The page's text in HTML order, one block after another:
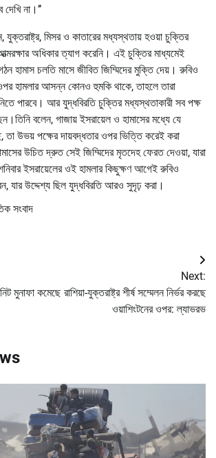
না।’’
যুক্তরাষ্ট্র, মিসর ও কাতারের মধ্যস্থতায় হওয়া চুক্তির
অধিকার ত্যাগ করেনি। এই চুক্তির মাধ্যমেই
হামাস চলতি মাসে জীবিত জিম্মিদের মুক্তি দেয়। রুবিও
হামলার আসন্ন কোনও হুমকি থাকে, তাহলে তারা
পারবে। আর যুদ্ধবিরতি চুক্তির মধ্যস্থতাকারী সব পক্ষ
বলেন, গাজায় ইসরায়েল ও হামাসের মধ্যে যে
তা উভয় পক্ষের দায়বদ্ধতার ওপর ভিত্তি করেই করা
উচিত দ্রুত সেই জিম্মিদের মৃতদেহ ফেরত দেওয়া, যারা
ইসরায়েলের ওই হামলার কিছুক্ষণ আগেই রুবিও
যার উদ্দেশ্য ছিল যুদ্ধবিরতি আরও সুদৃঢ় করা।
সংবাদ
মুনাফা কমেছে
Next:
রাশিয়া-যুক্তরাষ্ট্র শীর্ষ সম্মেলন নির্ভর করছে
ওয়াশিংটনের ওপর: ল্যাভরভ